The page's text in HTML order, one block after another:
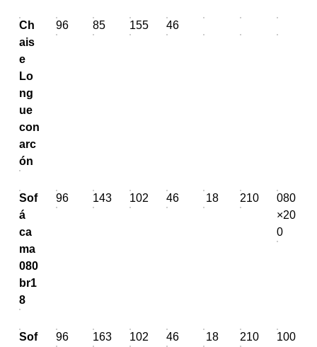
Ch
ais
e
Lo
ng
ue
con
arc
ón
96 85 155 46
Sof
á
ca
ma
080
br1
8
96 143 102 46 18 210
080
×20
0
Sof
96 163 102 46 18 210
100